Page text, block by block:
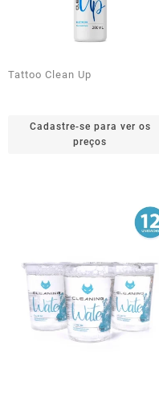
Tattoo Clean Up
Cadastre-se para ver os
preços